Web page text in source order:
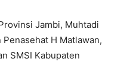
Jambi, Muhtadi
H Matlawan,
SMSI Kabupaten